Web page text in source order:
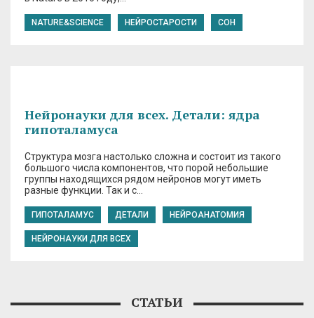
NATURE&SCIENCE НЕЙРОСТАРОСТИ СОН
Нейронауки для всех. Детали: ядра
гипоталамуса
Структура мозга настолько сложна и состоит из такого
большого числа компонентов, что порой небольшие
группы находящихся рядом нейронов могут иметь
разные функции. Так и с…
ГИПОТАЛАМУС ДЕТАЛИ НЕЙРОАНАТОМИЯ
НЕЙРОНАУКИ ДЛЯ ВСЕХ
СТАТЬИ